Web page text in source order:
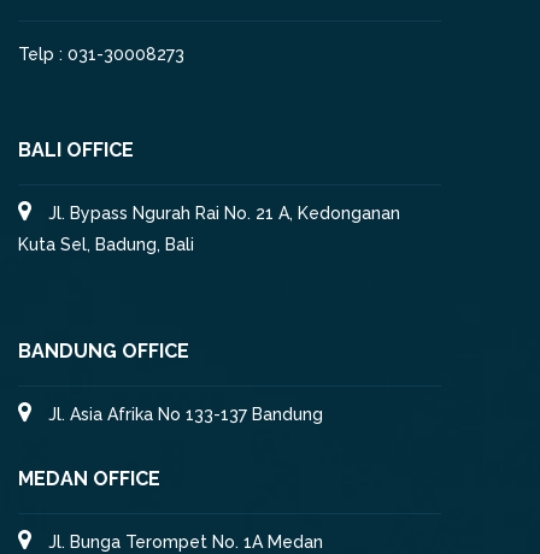
Telp : 031-30008273
BALI OFFICE
Jl. Bypass Ngurah Rai No. 21 A, Kedonganan
Kuta Sel, Badung, Bali
BANDUNG OFFICE
Jl. Asia Afrika No 133-137 Bandung
MEDAN OFFICE
Jl. Bunga Terompet No. 1A Medan